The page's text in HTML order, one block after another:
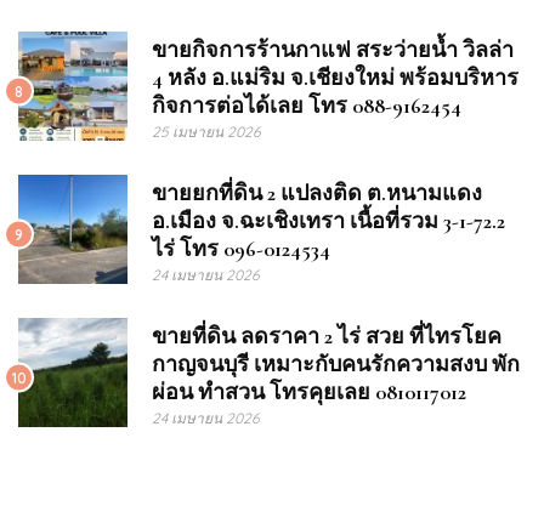
8
ขายกิจการร้านกาแฟ สระว่ายน้ำ วิลล่า
4 หลัง อ.แม่ริม จ.เชียงใหม่ พร้อมบริหาร
กิจการต่อได้เลย โทร 088-9162454
25 เมษายน 2026
9
ขายยกที่ดิน 2 แปลงติด ต.หนามแดง
อ.เมือง จ.ฉะเชิงเทรา เนื้อที่รวม 3-1-72.2
ไร่ โทร 096-0124534
24 เมษายน 2026
10
ขายที่ดิน ลดราคา 2 ไร่ สวย ที่ไทรโยค
กาญจนบุรี เหมาะกับคนรักความสงบ พัก
ผ่อน ทำสวน โทรคุยเลย 0810117012
24 เมษายน 2026